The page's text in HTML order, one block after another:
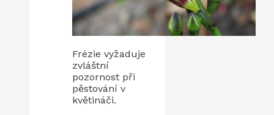
Frézie vyžaduje
zvláštní
pozornost při
pěstování v
květináči.